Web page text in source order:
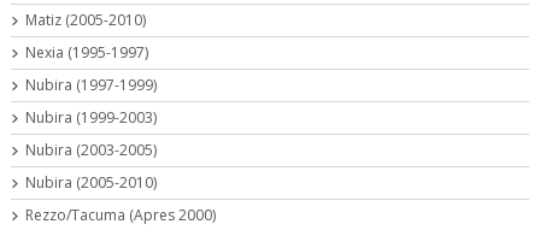
Matiz (2005-2010)
Nexia (1995-1997)
Nubira (1997-1999)
Nubira (1999-2003)
Nubira (2003-2005)
Nubira (2005-2010)
Rezzo/Tacuma (Apres 2000)